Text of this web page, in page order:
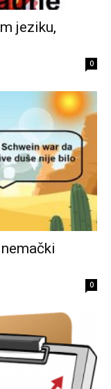
jeziku,
0
0